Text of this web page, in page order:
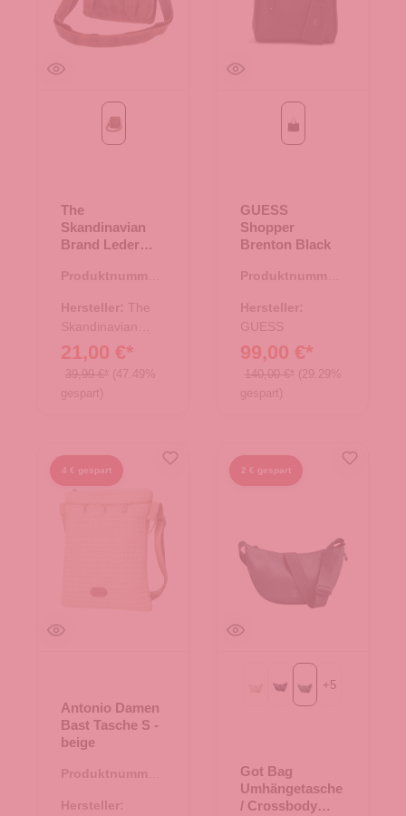
tan
The
Skandinavian
Brand Leder
Hunter - tan
Produktnummer:
Hersteller: The
Skandinavian
Brand
21,00 €*
39,99 €* (47.49%
gespart)
Black
GUESS
Shopper
Brenton Black
Produktnummer:
Hersteller:
GUESS
99,00 €*
140,00 €* (29.29%
gespart)
4 € gespart
Antonio Damen
Bast Tasche S -
beige
Produktnummer:
Hersteller:
2 € gespart
Beach Foam
MONOCHROME deep
monochrome sea
+5
Got Bag
Umhängetasche
/ Crossbody